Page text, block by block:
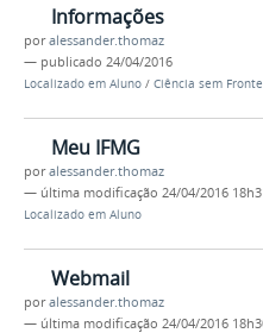
Informações
poralessander.thomaz
— publicado 24/04/2016
Localizado em Aluno / Ciência sem
Meu IFMG
poralessander.thomaz
— última modificação 24/04/2016
Localizado em Aluno
Webmail
poralessander.thomaz
— última modificação 24/04/2016